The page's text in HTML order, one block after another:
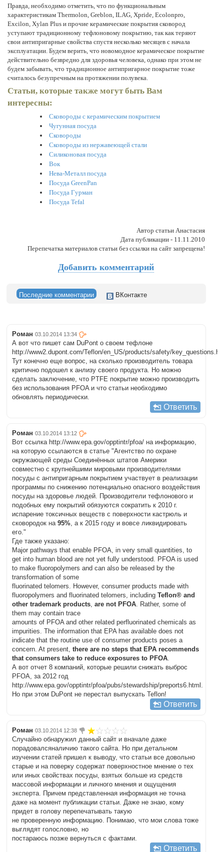
Правда, необходимо отметить, что по функциональным
характеристикам Thermolon, Greblon, ILAG, Xpride, Ecolonpro,
Excilon, Xylan Plus и прочие керамические покрытия сковород
уступают традиционному тефлоновому покрытию, так как теряют
свои антипригарные свойства спустя несколько месяцев с начала
эксплуатации. Будем верить, что новомодное керамическое покрытие
действительно безвредно для здоровья человека, однако при этом не
будем забывать, что традиционное антипригарное покрытие тоже
считалось безупречным на протяжении полувека.
Статьи, которые также могут быть Вам
интересны:
Сковороды с керамическим покрытием
Чугунная посуда
Сковороды
Сковороды из нержавеющей стали
Силиконовая посуда
Вок
Нева-Металл посуда
Посуда GreenPan
Посуда Гурман
Посуда Tefal
Автор статьи Анастасия
Дата публикации - 11.11.2010
Перепечатка материалов статьи без ссылки на сайт запрещена!
Добавить комментарий
Последние комментарии ВКонтакте
Роман 03.10.2014 13:34
А вот что пишет сам DuPont о своем тефлоне
http://www2.dupont.com/Teflon/en_US/products/safety/
Тут конечно еще вопрос, на сколько производитель товара
критично подошел к анлизу своего продукта. Но можно
сделать заключение, что PTFE покрытие можно производить
без использования PFOA и что статьи необходимо
обновлять периодически.
Ответить
Роман 03.10.2014 13:12
Вот ссылка http://www.epa.gov/opptintr/pfoa/ на информацию,
на которую ссылаются в статье "Агентство по охране
окружающей среды Соединённых штатов Америки
совместно с крупнейшими мировыми производителями
посуды с антипригарным покрытием участвует в реализации
программы по снижению потенциально опасного воздействия
посуды на здоровье людей. Производители тефлонового и
подобных ему покрытий обязуются сократить к 2010 г.
испарение токсичных веществ с поверхности кастрюль и
сковородок на 95%, а к 2015 году и вовсе ликвидировать
его."
Где также указано:
Major pathways that enable PFOA, in very small quantities, to
get into human blood are not yet fully understood. PFOA is used
to make fluoropolymers and can also be released by the
transformation of some
fluorinated telomers. However, consumer products made with
fluoropolymers and fluorinated telomers, including Teflon® and
other trademark products, are not PFOA. Rather, some of
them may contain trace
amounts of PFOA and other related perfluorinated chemicals as
impurities. The information that EPA has available does not
indicate that the routine use of consumer products poses a
concern. At present, there are no steps that EPA recommends
that consumers take to reduce exposures to PFOA.
А вот отчет 8 компаний, которые решили снижать выброс
PFOA, за 2012 год
http://www.epa.gov/opptintr/pfoa/pubs/stewardship/preports6.html.
Но при этом DuPont не перестал выпускать Teflon!
Ответить
Роман 03.10.2014 12:38
Случайно обнаружил данный сайт и вначале даже
порадовалсяналичию такого сайта. Но при детальном
изучении статей пришел к выводу, что статьи все довольно
старые и на поверку содержат поверхностное мнение о тех
или иных свойствах посуды, взятых больше из средств
массовой информации и личного мнения и ощущения
эксперта. Причем представленная информация не точна
даже на момент публикации статьи. Даже не знаю, кому
придет в голову перепечатывать такую
не проверенную информацию. Понимаю, что мои слова тоже
выглядят голословно, но
постараюсь позже вернуться с фактами.
Ответить